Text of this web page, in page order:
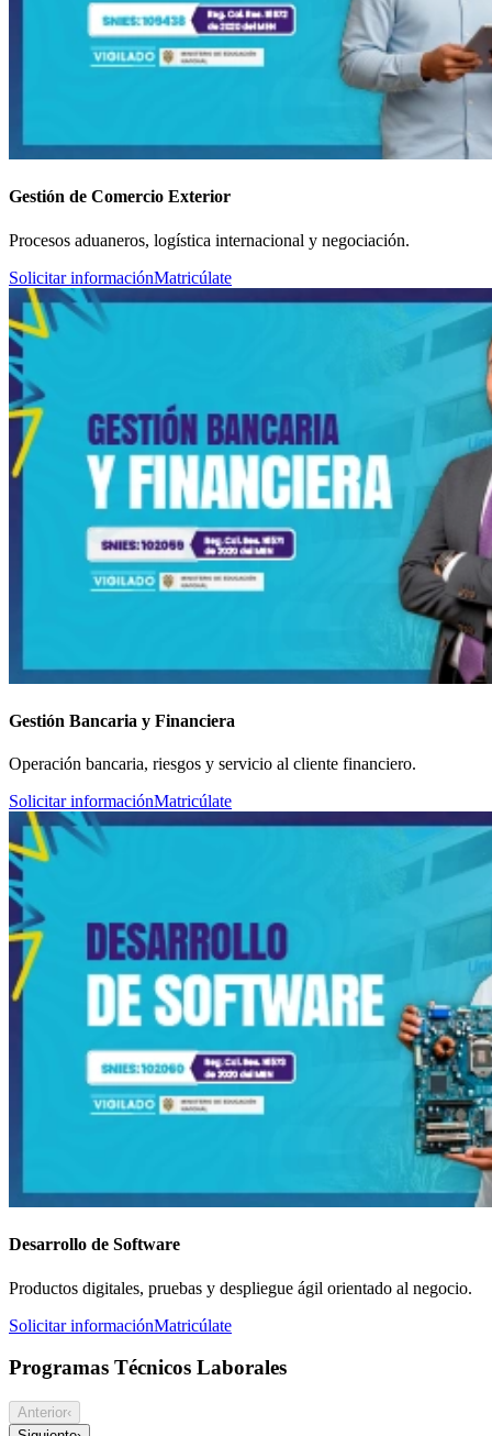
Gestión de Comercio Exterior
Procesos aduaneros, logística internacional y negociación.
Solicitar informaciónMatricúlate
Gestión Bancaria y Financiera
Operación bancaria, riesgos y servicio al cliente financiero.
Solicitar informaciónMatricúlate
Desarrollo de Software
Productos digitales, pruebas y despliegue ágil orientado al negocio.
Solicitar informaciónMatricúlate
Programas Técnicos Laborales
Anterior‹